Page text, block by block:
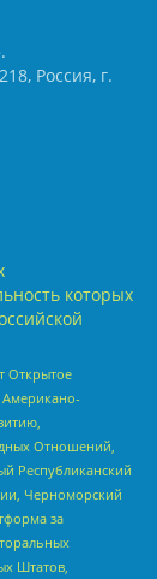
Россия, г.
которых
Открытое
Отношений,
Республиканский
Черноморский
за
Штатов,